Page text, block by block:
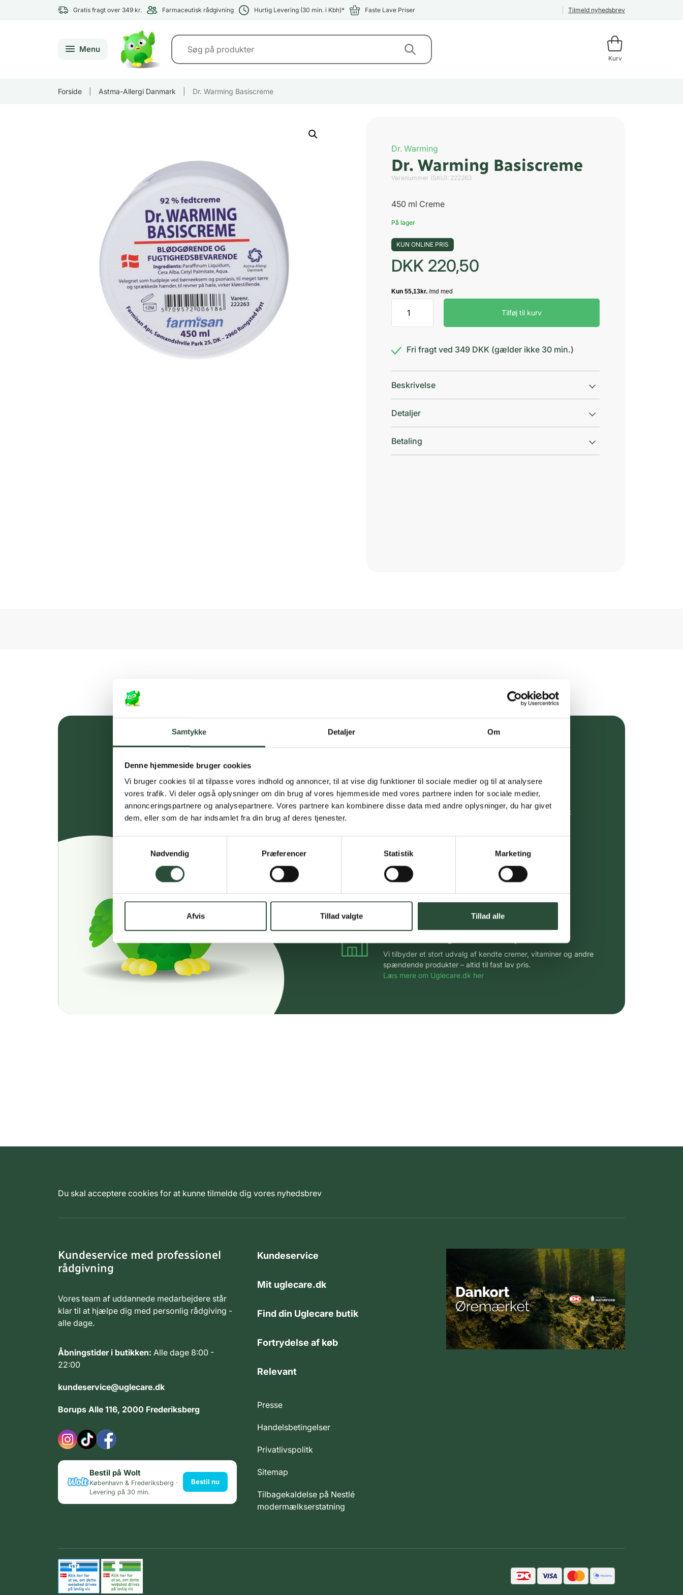
Samtykke Detaljer Om
Denne hjemmeside bruger cookies
Vi bruger cookies til at tilpasse vores indhold og annoncer, til at vise dig funktioner til sociale medier og til at analysere
vores trafik. Vi deler også oplysninger om din brug af vores hjemmeside med vores partnere inden for sociale medier,
annonceringspartnere og analysepartnere. Vores partnere kan kombinere disse data med andre oplysninger, du har givet
dem, eller som de har indsamlet fra din brug af deres tjenester.
Nødvendig
Præferencer Statistik Marketing
Afvis Tillad valgte Tillad alle
Gratis fragt over 349 kr. Farmaceutisk rådgivning Hurtig Levering (30 min. i Kbh)* Faste Lave Priser Tilmeld nyhedsbrev
Menu
Kurv
Forside Astma-Allergi Danmark Dr. Warming Basiscreme
Dr. Warming
Dr. Warming Basiscreme
Varenummer (SKU): 222263
450 ml Creme
På lager
KUN ONLINE PRIS
DKK 220,50
Warming
Basiscreme
Tilføj til kurv
Fri fragt ved 349 DKK (gælder ikke 30 min.)
Beskrivelse
Detaljer
Betaling
Gratis fragt over 349 kr.
Personlig rådgivning
Få hjælp til din webordre på: kundeservice@uglecare.dk
Hurtigt leveringen via GLS, og DAO
Faste lave priser*
Stort udvalg af kendte produkter
Vi tilbyder et stort udvalg af kendte cremer, vitaminer og andre
spændende produkter – altid til fast lav pris.
Læs mere om Uglecare.dk her
Du skal acceptere cookies for at kunne tilmelde dig vores nyhedsbrev
Kundeservice med professionel
rådgivning
Vores team af uddannede medarbejdere står
klar til at hjælpe dig med personlig rådgiving -
alle dage.
Åbningstider i butikken: Alle dage 8:00 -
22:00
kundeservice@uglecare.dk
Borups Alle 116, 2000 Frederiksberg
Bestil på Wolt
København & Frederiksberg ·
Levering på 30 min.
Bestil nu
Kundeservice
Mit uglecare.dk
Find din Uglecare butik
Fortrydelse af køb
Relevant
Presse
Handelsbetingelser
Privatlivspolitk
Sitemap
Tilbagekaldelse på Nestlé
modermælkserstatning